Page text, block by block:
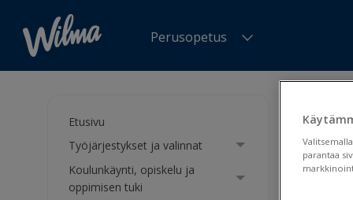
Perusopetus
Etusivu
Työjärjestykset ja valinnat
Koulunkäynti, opiskelu ja
oppimisen tuki
parantaa